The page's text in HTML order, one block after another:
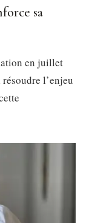
sa
en juillet
l’enjeu